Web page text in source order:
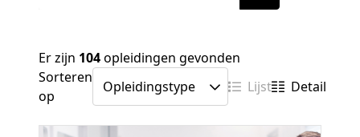
Er zijn 104opleidingen gevonden
Sorteren
op
Lijst Detail